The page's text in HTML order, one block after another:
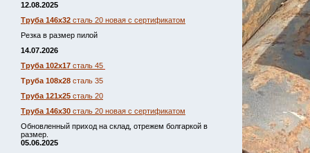
12.08.2025
Труба 146х32 сталь 20 новая с сертификатом
Резка в размер пилой
14.07.2026
Труба 102х17 сталь 45
Труба 108х28 сталь 35
Труба 121х25 сталь 20
Труба 146х30 сталь 20 новая с сертификатом
Обновленный приход на склад, отрежем болгаркой в
размер.
05.06.2025